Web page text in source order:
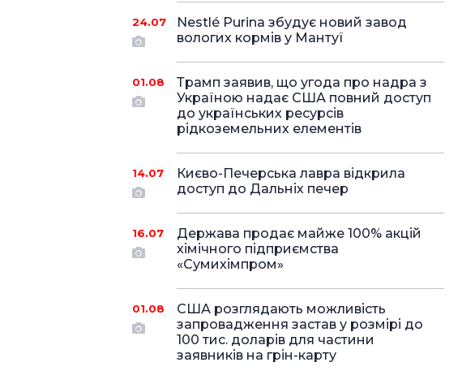
24.07
Nestlé Purina збудує новий завод
вологих кормів у Мантуї
01.08
Трамп заявив, що угода про надра з
Україною надає США повний доступ
до українських ресурсів
рідкоземельних елементів
14.07
Києво-Печерська лавра відкрила
доступ до Дальніх печер
16.07
Держава продає майже 100% акцій
хімічного підприємства
«Сумихімпром»
01.08
США розглядають можливість
запровадження застав у розмірі до
100 тис. доларів для частини
заявників на грін-карту